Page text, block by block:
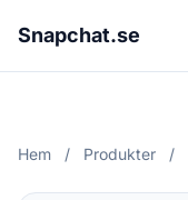
Snapchat.se
Hem / Produkter /